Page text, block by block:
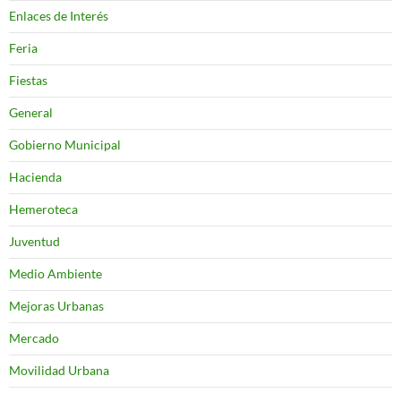
Enlaces de Interés
Feria
Fiestas
General
Gobierno Municipal
Hacienda
Hemeroteca
Juventud
Medio Ambiente
Mejoras Urbanas
Mercado
Movilidad Urbana